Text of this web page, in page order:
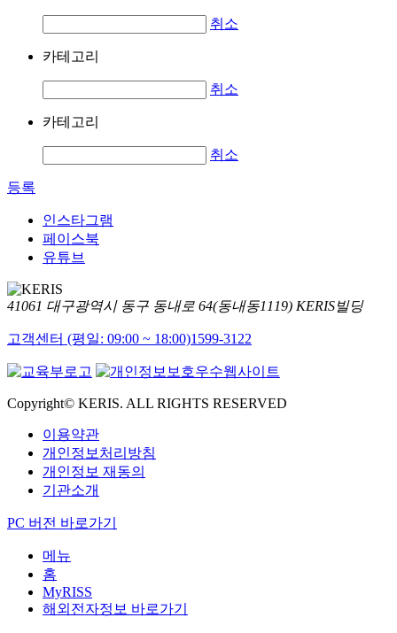
취소
카테고리
취소
카테고리
취소
등록
인스타그램
페이스북
유튜브
41061 대구광역시 동구 동내로 64(동내동1119) KERIS빌딩
고객센터 (평일: 09:00 ~ 18:00)1599-3122
Copyright© KERIS. ALL RIGHTS RESERVED
이용약관
개인정보처리방침
개인정보 재동의
기관소개
PC 버전 바로가기
메뉴
홈
MyRISS
해외전자정보 바로가기